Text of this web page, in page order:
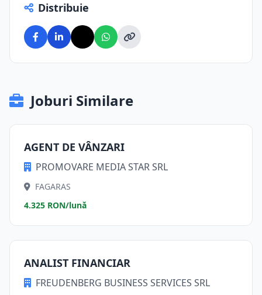
Distribuie
Joburi Similare
AGENT DE VÂNZARI
PROMOVARE MEDIA STAR SRL
FAGARAS
4.325 RON/lună
ANALIST FINANCIAR
FREUDENBERG BUSINESS SERVICES SRL